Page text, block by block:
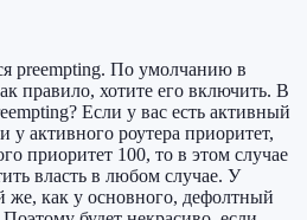
preempting. По умолчанию в
правило, хотите его включить. В
Если у вас есть активный
у активного роутера приоритет,
приоритет 100, то в этом случае
власть в любом случае. У
же, как у основного, дефолтный